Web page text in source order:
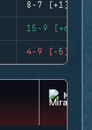
8-7 (+1)
15-9 (+6)
4-9 (-5)
MIRA